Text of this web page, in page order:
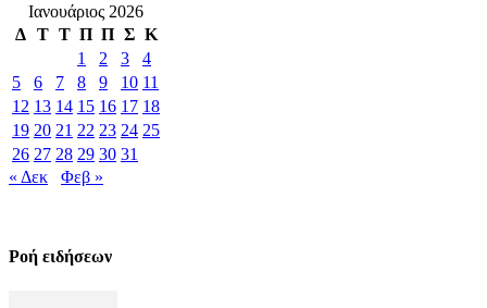
Ιανουάριος 2026
Δ Τ Τ Π Π Σ Κ
1
2 3
4
5
6 7 8 9 10 11
12 13 14 15 16 17 18
19 20 21 22 23 24 25
26 27 28 29 30 31
« Δεκ
Φεβ »
Ροή ειδήσεων